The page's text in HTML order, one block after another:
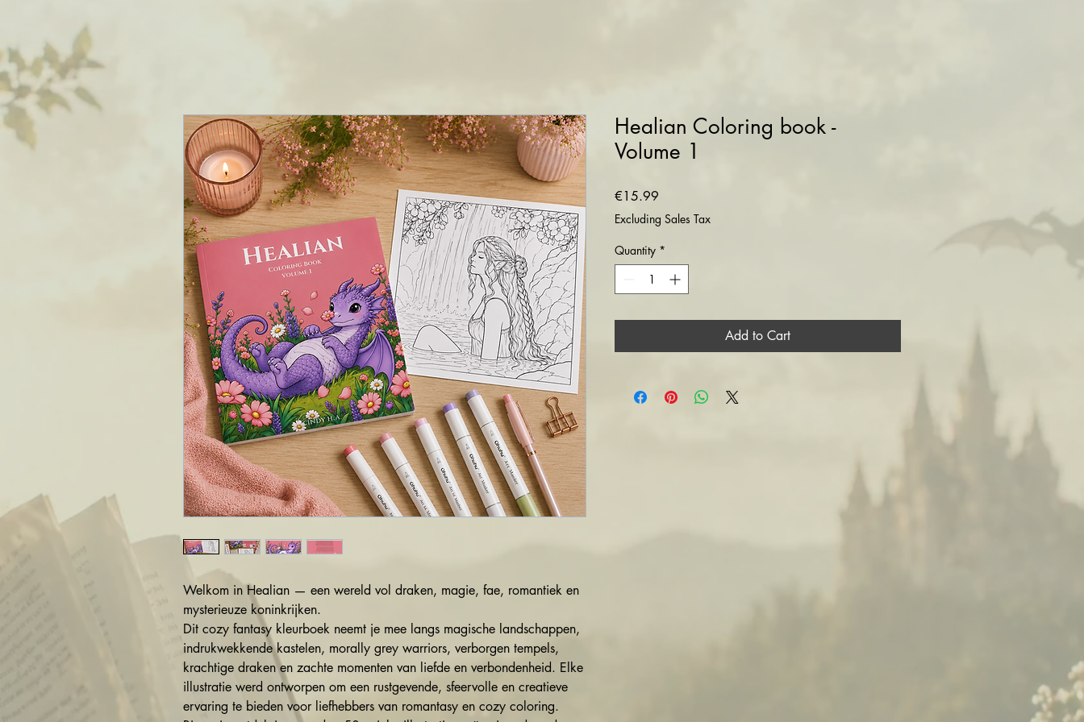
Welkom in Healian — een wereld vol draken, magie, fae, romantiek en
mysterieuze koninkrijken.
Dit cozy fantasy kleurboek neemt je mee langs magische landschappen,
indrukwekkende kastelen, morally grey warriors, verborgen tempels,
krachtige draken en zachte momenten van liefde en verbondenheid. Elke
illustratie werd ontworpen om een rustgevende, sfeervolle en creatieve
ervaring te bieden voor liefhebbers van romantasy en cozy coloring.
Healian Coloring book -
Volume 1
€15.99
Excluding Sales Tax
Quantity *
Add to Cart